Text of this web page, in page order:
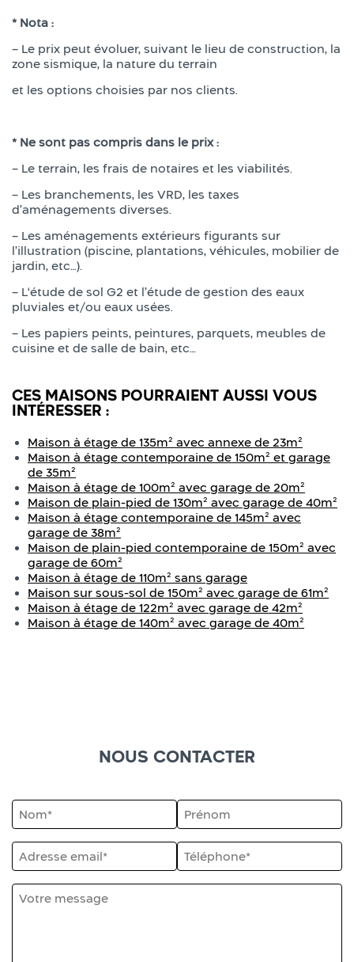
* Nota :
– Le prix peut évoluer, suivant le lieu de construction, la
zone sismique, la nature du terrain
et les options choisies par nos clients.
* Ne sont pas compris dans le prix :
– Le terrain, les frais de notaires et les viabilités.
– Les branchements, les VRD, les taxes
d’aménagements diverses.
– Les aménagements extérieurs figurants sur
l’illustration (piscine, plantations, véhicules, mobilier de
jardin, etc…).
– L‘étude de sol G2 et l’étude de gestion des eaux
pluviales et/ou eaux usées.
– Les papiers peints, peintures, parquets, meubles de
cuisine et de salle de bain, etc…
CES MAISONS POURRAIENT AUSSI VOUS
INTÉRESSER :
Maison à étage de 135m² avec annexe de 23m²
Maison à étage contemporaine de 150m² et garage
de 35m²
Maison à étage de 100m² avec garage de 20m²
Maison de plain-pied de 130m² avec garage de 40m²
Maison à étage contemporaine de 145m² avec
garage de 38m²
Maison de plain-pied contemporaine de 150m² avec
garage de 60m²
Maison à étage de 110m² sans garage
Maison sur sous-sol de 150m² avec garage de 61m²
Maison à étage de 122m² avec garage de 42m²
Maison à étage de 140m² avec garage de 40m²
NOUS CONTACTER